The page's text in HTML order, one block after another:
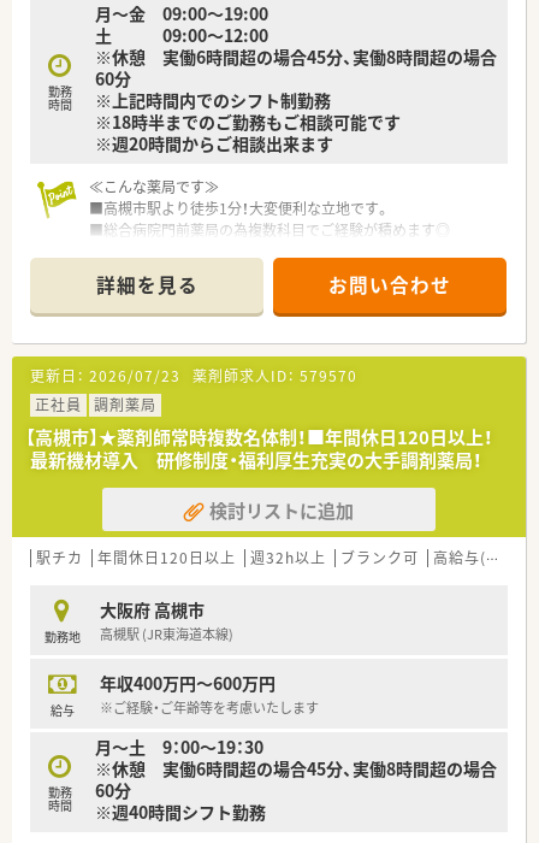
■「社員第一主義」を掲げている同社では、福利厚生面が手厚く
年間休日120日以上、「連続休暇制度（年に1回、最大9連休を取
得できる制度）」等
プライベートも充実出来る様にワークライフバランスを後押
ししてくれる制度が充実しています。
■社員割引制度、財形貯蓄制度、スポーツジム優待等が受けられ
る他、
■産休・育休・時短勤務者2,000人以上等、どれも業界トップクラ
スの実績!
産休、育休取得はもちろんのこと、育児短時間勤務制度を実施
育児休業より復帰後、1日最大2時間短縮して勤務できる制度
です。
法律では3歳までですが、同社では小学校就学時までの期間利
用可能♪
■転居を伴う異動のある採用枠もありますが(転居を伴わない採
帰省旅費（年2回5万円まで）と帰省休暇（連続4日間）を受けら
れます。
≪こんな方におすすめです≫
■大手ならではの教育研修制度＆資格取得支援体制で安心して
働きたい方
■総合科目でご経験を積みたい方！
勤務
時間
月〜金 09:00〜19:00
土 09:00〜12:00
※休憩 実働6時間超の場合45分、実働8時間超の場合
60分
※上記時間内でのシフト制勤務
※18時半までのご勤務もご相談可能です
※週20時間からご相談出来ます
≪こんな薬局です≫
■高槻市駅より徒歩1分！大変便利な立地です。
■総合病院門前薬局の為複数科目でご経験が積めます◎
です！
≪法人特徴≫
■全国に1,000店舗以上を展開する大手調剤薬局です。
■東京大学病院をはじめ全国の病院の敷地内に薬局を持ってい
ます。
病診薬連携を強化することで、地域にお住いの患者様に高度な
医療の提供を実現しています。
■全店「同一の機械・システム」を採用しており、且つ処方箋の応
需内容が多岐にわたる（敷地内・病院門前・医療モール・CL門前）
ので、
スキルUPしたい方にはお勧めです。
■長期就業＆自己研讃を続ける事で給与があがる仕組みになっ
ており、将来的に高年収も狙う事が出来ます。
ライン服薬指導」、
今後も病院の「敷地内薬局」の推進、女性客の取り込みを狙う
店舗でデザインの一新。
成長を続けています。
■どの店舗も、最新システムが整っています！
≪充実の福利厚生≫
■「社員第一主義」を掲げている同社では、福利厚生面が手厚く
年間休日120日以上、「連続休暇制度（年に1回、最大9連休を取
得できる制度）」等
詳細を見る お問い合わせ
更新日： 2026/07/23 薬剤師求人ID： 579570
正社員
調剤薬局
【高槻市】★薬剤師常時複数名体制！■年間休日120日以上！
最新機材導入 研修制度・福利厚生充実の大手調剤薬局！
検討リストに追加
駅チカ 年間休日120日以上 週32h以上 ブランク可 高給与(600万円以上)
勤務地
大阪府 高槻市
高槻駅 (JR東海道本線)
給与
年収400万円～600万円
※ご経験・ご年齢等を考慮いたします
勤務
時間
月～土 9：00～19：30
※休憩 実働6時間超の場合45分、実働8時間超の場合
60分
※週40時間シフト勤務